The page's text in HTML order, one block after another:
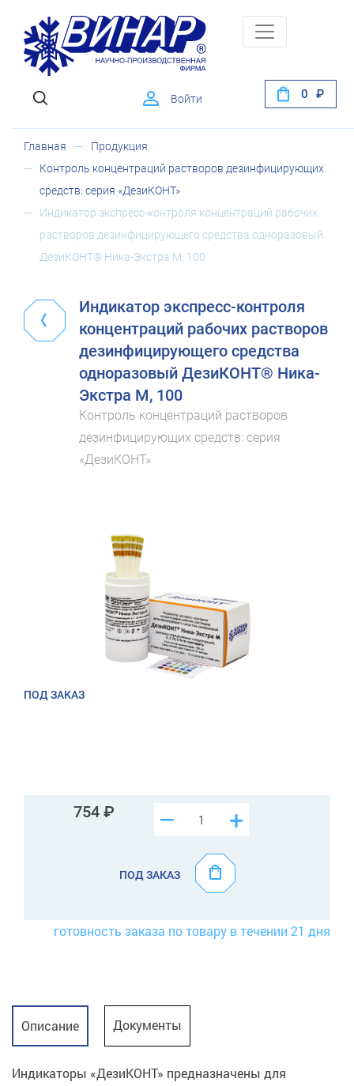
Войти 0
Главная
Продукция
Контроль концентраций растворов дезинфицирующих
средств: серия «ДезиКОНТ»
Индикатор экспресс-контроля концентраций рабочих
растворов дезинфицирующего средства одноразовый
ДезиКОНТ® Ника-Экстра М, 100
Индикатор экспресс-контроля
концентраций рабочих растворов
дезинфицирующего средства
одноразовый ДезиКОНТ® Ника-
Экстра М, 100
Контроль концентраций растворов
дезинфицирующих средств: серия
«ДезиКОНТ»
ПОД ЗАКАЗ
754 +
–
ПОД ЗАКАЗ
готовность заказа по товару в течении 21 дня
Описание Документы
Индикаторы «ДезиКОНТ» предназначены для